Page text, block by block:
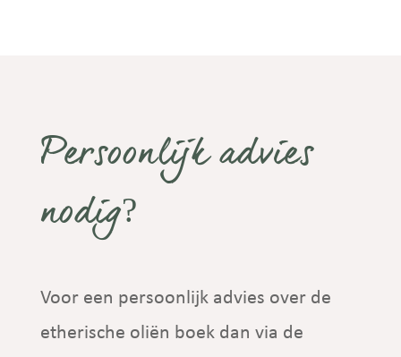
Persoonlijk advies
nodig?
Voor een persoonlijk advies over de
etherische oliën boek dan via de